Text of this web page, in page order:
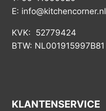
E: info@kitchencorner.nl
KVK: 52779424
BTW: NL001915997B81
KLANTENSERVICE